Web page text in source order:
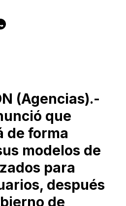
(Agencias).-
que
de forma
modelos de
para
después
de